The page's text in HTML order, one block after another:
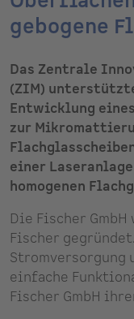
gebogene
Das Zentrale
(ZIM)
Entwicklung
zur
einer
homogenen
Die Fischer GmbH
Fischer
Stromversorgung
einfache
Fischer GmbH